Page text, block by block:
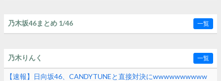
乃木坂46まとめ 1/46 一覧
乃木りんく 一覧
【速報】日向坂46、CANDYTUNEと直接対決にwwwwwwwwww